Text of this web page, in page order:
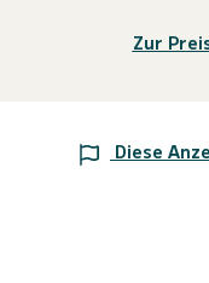
Zur
Diese